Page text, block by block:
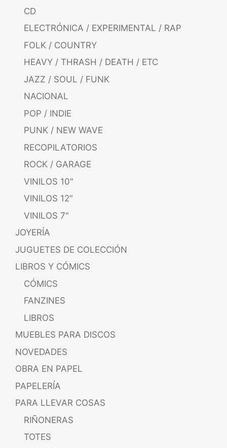
CD
ELECTRÓNICA / EXPERIMENTAL / RAP
FOLK / COUNTRY
HEAVY / THRASH / DEATH / ETC
JAZZ / SOUL / FUNK
NACIONAL
POP / INDIE
PUNK / NEW WAVE
RECOPILATORIOS
ROCK / GARAGE
VINILOS 10"
VINILOS 12"
VINILOS 7"
JOYERÍA
JUGUETES DE COLECCIÓN
LIBROS Y CÓMICS
CÓMICS
FANZINES
LIBROS
MUEBLES PARA DISCOS
NOVEDADES
OBRA EN PAPEL
PAPELERÍA
PARA LLEVAR COSAS
RIÑONERAS
TOTES